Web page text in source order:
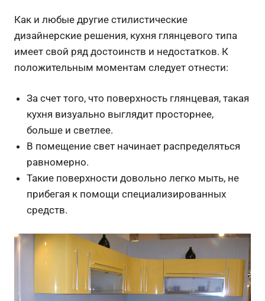
Как и любые другие стилистические
дизайнерские решения, кухня глянцевого типа
имеет свой ряд достоинств и недостатков. К
положительным моментам следует отнести:
За счет того, что поверхность глянцевая, такая
кухня визуально выглядит просторнее,
больше и светлее.
В помещение свет начинает распределяться
равномерно.
Такие поверхности довольно легко мыть, не
прибегая к помощи специализированных
средств.